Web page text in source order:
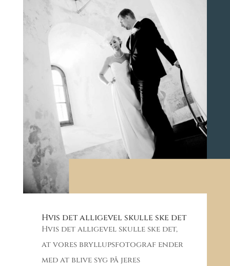
Hvis det alligevel skulle ske det
Hvis det alligevel skulle ske det,
at vores bryllupsfotograf ender
med at blive syg på jeres